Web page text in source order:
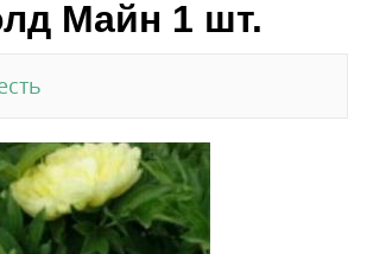
Майн 1 шт.